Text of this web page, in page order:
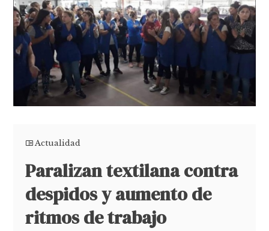
Actualidad
Paralizan textilana contra
despidos y aumento de
ritmos de trabajo